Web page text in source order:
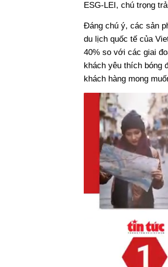
ESG-LEI, chú trọng
Đáng chú ý, các sản
du lịch quốc tế của
40% so với các giai
khách yêu thích bóng
khách hàng mong